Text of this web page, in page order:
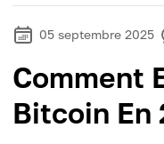
05 septembre 2025
Comment
Bitcoin En